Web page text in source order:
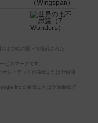
よび他の国々で登録された
ビスマークです。
レイテッドの商標または登録商
Inc.の商標または登録商標で